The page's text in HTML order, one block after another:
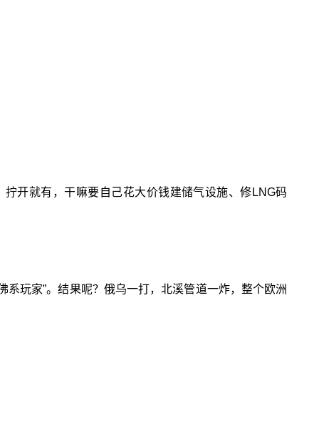
开就有，干嘛要自己花大价钱建储气设施、修LNG码
玩家”。结果呢？俄乌一打，北溪管道一炸，整个欧洲